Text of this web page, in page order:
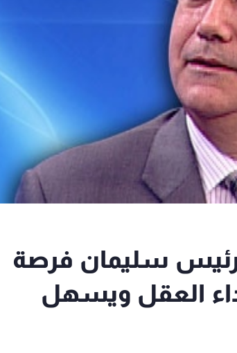
الرئيس سليمان فرصة
العقل ويسهل